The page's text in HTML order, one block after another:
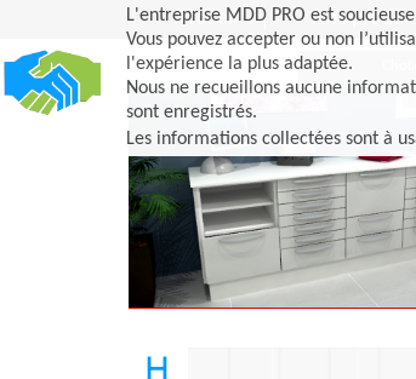
L'entreprise MDD PRO est
Vous pouvez accepter ou non
l'expérience la plus adaptée.
Nous ne recueillons aucune
sont enregistrés.
Les informations collectées sont à
Accueil Nos